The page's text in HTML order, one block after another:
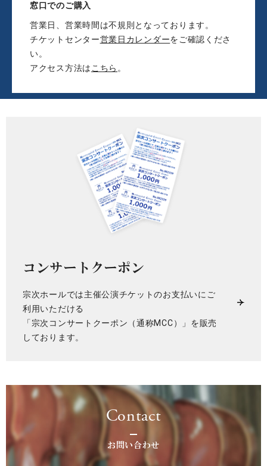
窓口でのご購入
営業日、営業時間は不規則となっております。
チケットセンター営業日カレンダーをご確認くださ
い。
アクセス方法はこちら 。
コンサートクーポン
宗次ホールでは主催公演チケットのお支払いにご
利用いただける
「宗次コンサートクーポン（通称MCC）」を販売
しております。
Contact
お問い合わせ